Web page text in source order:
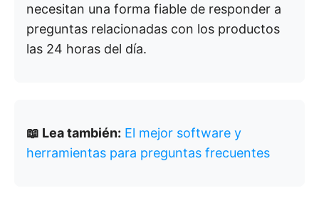
necesitan una forma fiable de responder a
preguntas relacionadas con los productos
las 24 horas del día.
📖 Lea también: El mejor software y
herramientas para preguntas frecuentes